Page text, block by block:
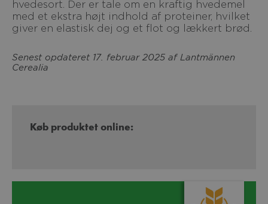
hvedesort. Der er tale om en kraftig hvedemel
med et ekstra højt indhold af proteiner, hvilket
giver en elastisk dej og et flot og lækkert brød.
Senest opdateret 17. februar 2025 af Lantmännen
Cerealia
Køb produktet online: